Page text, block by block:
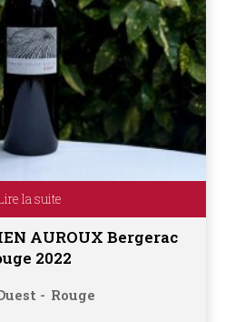
la suite
AUROUX Bergerac
2022
Rouge